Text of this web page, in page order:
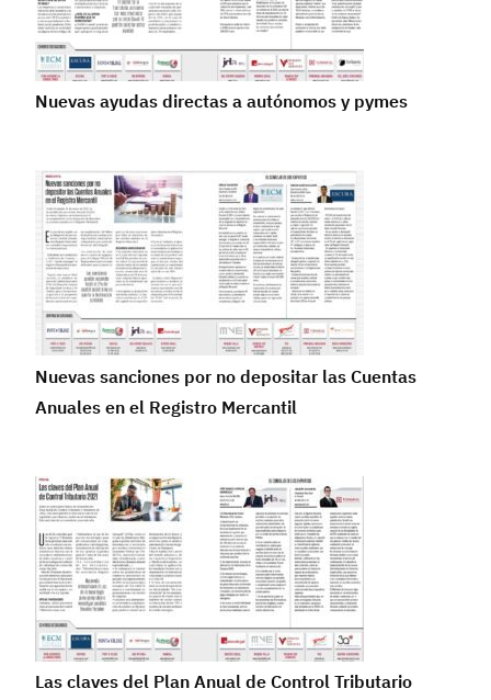
Nuevas ayudas directas a autónomos y pymes
Nuevas sanciones por no depositar las Cuentas
Anuales en el Registro Mercantil
Las claves del Plan Anual de Control Tributario